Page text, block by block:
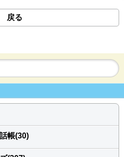
戻る
帳(30)